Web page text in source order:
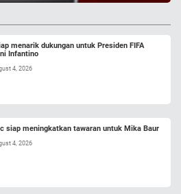
menarik dukungan untuk Presiden FIFA
Infantino
4, 2026
siap meningkatkan tawaran untuk Mika Baur
4, 2026